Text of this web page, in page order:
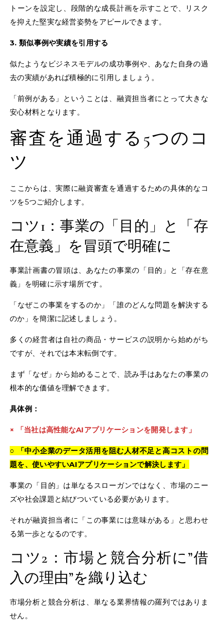
トーンを設定し、段階的な成長計画を示すことで、リスク
を抑えた堅実な経営姿勢をアピールできます。
3. 類似事例や実績を引用する
似たようなビジネスモデルの成功事例や、あなた自身の過
去の実績があれば積極的に引用しましょう。
「前例がある」ということは、融資担当者にとって大きな
安心材料となります。
審査を通過する5つのコ
ツ
ここからは、実際に融資審査を通過するための具体的なコ
ツを5つご紹介します。
コツ1：事業の「目的」と「存
在意義」を冒頭で明確に
事業計画書の冒頭は、あなたの事業の「目的」と「存在意
義」を明確に示す場所です。
「なぜこの事業をするのか」「誰のどんな問題を解決する
のか」を簡潔に記述しましょう。
多くの経営者は自社の商品・サービスの説明から始めがち
ですが、それでは本末転倒です。
まず「なぜ」から始めることで、読み手はあなたの事業の
根本的な価値を理解できます。
具体例：
× 「当社は高性能なAIアプリケーションを開発します」
○ 「中小企業のデータ活用を阻む人材不足と高コストの問
題を、使いやすいAIアプリケーションで解決します」
事業の「目的」は単なるスローガンではなく、市場のニー
ズや社会課題と結びついている必要があります。
それが融資担当者に「この事業には意味がある」と思わせ
る第一歩となるのです。
コツ2：市場と競合分析に”借
入の理由”を織り込む
市場分析と競合分析は、単なる業界情報の羅列ではありま
せん。